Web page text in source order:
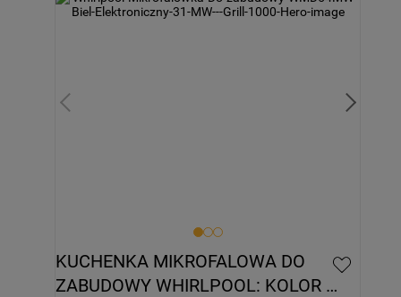
KUCHENKA MIKROFALOWA DO
ZABUDOWY WHIRLPOOL: KOLOR